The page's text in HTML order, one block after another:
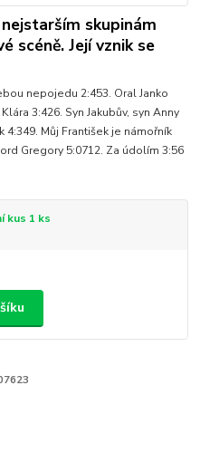
skupinám
scéně. Její vznik se
nepojedu 2:453. Oral Janko
3:426. Syn Jakubův, syn Anny
4:349. Můj František je námořník
Gregory 5:0712. Za údolím 3:56
kus 1 ks